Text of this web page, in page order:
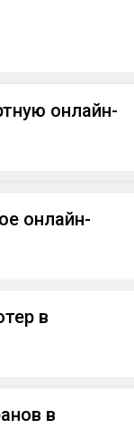
онлайн-
онлайн-
в
в